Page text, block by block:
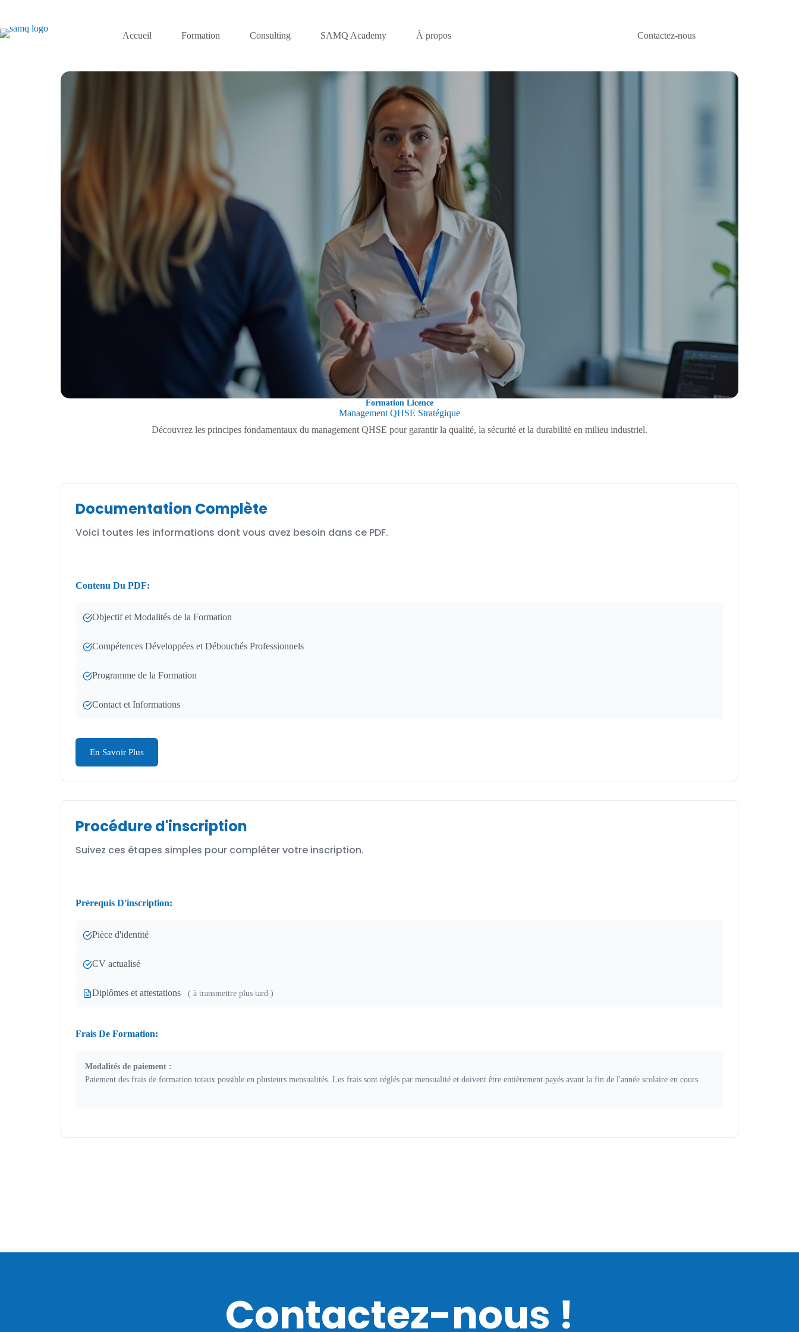
Accueil Formation Consulting SAMQ Academy À propos Contactez-nous
Formation Licence
Management QHSE Stratégique
Découvrez les principes fondamentaux du management QHSE pour garantir la qualité, la sécurité et la durabilité en milieu industriel.
Documentation Complète
Voici toutes les informations dont vous avez besoin dans ce PDF.
Contenu Du PDF:
Objectif et Modalités de la Formation
Compétences Développées et Débouchés Professionnels
Programme de la Formation
Contact et Informations
En Savoir Plus
Procédure d'inscription
Suivez ces étapes simples pour compléter votre inscription.
Prérequis D'inscription:
Pièce d'identité
CV actualisé
Diplômes et attestations ( à transmettre plus tard )
Frais De Formation:
Modalités de paiement :
Paiement des frais de formation totaux possible en plusieurs mensualités. Les frais sont réglés par mensualité et doivent être entièrement payés avant la fin de l'année scolaire en cours.
Contactez-nous !